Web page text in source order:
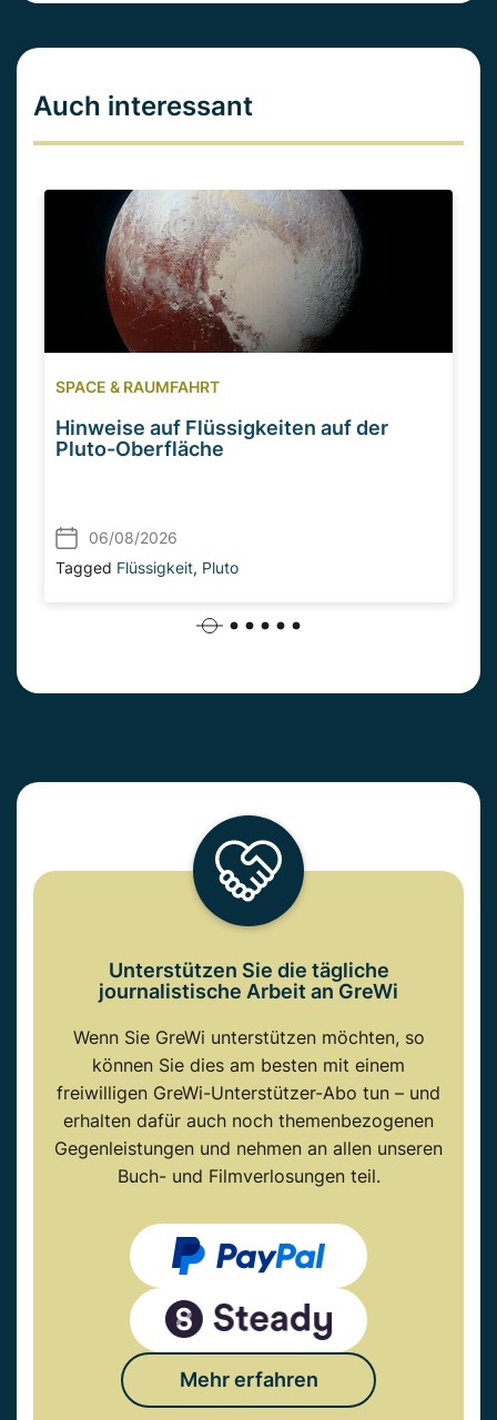
Auch interessant
SPACE & RAUMFAHRT
Hinweise auf Flüssigkeiten auf der
Pluto-Oberfläche
06/08/2026
Tagged Flüssigkeit, Pluto
Unterstützen Sie die tägliche
journalistische Arbeit an GreWi
Wenn Sie GreWi unterstützen möchten, so
können Sie dies am besten mit einem
freiwilligen GreWi-Unterstützer-Abo tun – und
erhalten dafür auch noch themenbezogenen
Gegenleistungen und nehmen an allen unseren
Buch- und Filmverlosungen teil.
Mehr erfahren